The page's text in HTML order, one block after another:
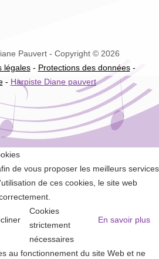
Pauvert - Copyright © 2026
légales- Protections des données-
- Harpiste Diane pauvert
de vous proposer les meilleurs services
de ces cookies, le site web
En savoir plus
Cookies
strictement
nécessaires
au fonctionnement du site Web et ne